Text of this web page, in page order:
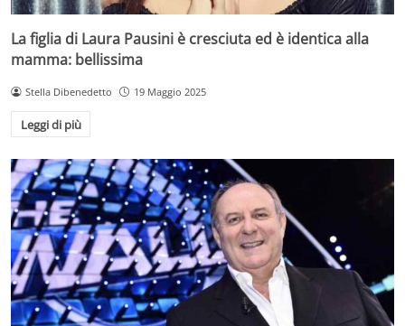
La figlia di Laura Pausini è cresciuta ed è identica alla
mamma: bellissima
Stella Dibenedetto 19 Maggio 2025
Leggi di più